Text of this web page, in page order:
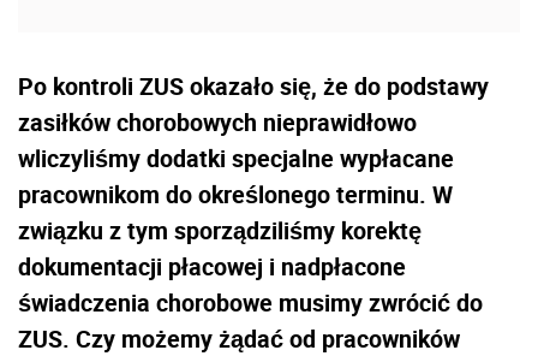
Po kontroli ZUS okazało się, że do podstawy
zasiłków chorobowych nieprawidłowo
wliczyliśmy dodatki specjalne wypłacane
pracownikom do określonego terminu. W
związku z tym sporządziliśmy korektę
dokumentacji płacowej i nadpłacone
świadczenia chorobowe musimy zwrócić do
ZUS. Czy możemy żądać od pracowników